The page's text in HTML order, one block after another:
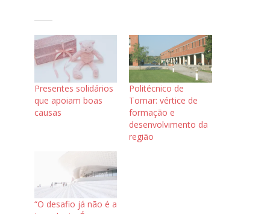
Presentes solidários
que apoiam boas
causas
Politécnico de
Tomar: vértice de
formação e
desenvolvimento da
região
“O desafio já não é a